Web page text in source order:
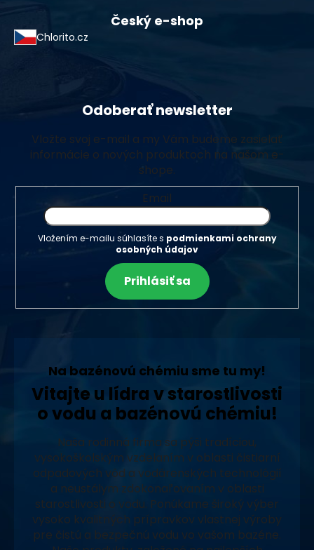
Český e-shop
Chlorito.cz
Odoberať newsletter
Vložte svoj e-mail a my Vám budeme zasielať
informácie o nových produktoch na našom e-
shope.
Email
Vložením e-mailu súhlasíte s podmienkami ochrany
osobných údajov
Prihlásiť sa
Na bazénovú chémiu sme tu my!
Vitajte u lídra v starostlivosti
o vodu a bazénovú chémiu!
Naša rodinná firma sa pýši tradíciou,
vysokoškolským vzdelaním v oblasti čistiarní
odpadových vôd a vodárenských technológií
a neustálym zdokonaľovaním v oblasti
starostlivosti o vodu. Ponúkame široký výber
vysoko kvalitných prípravkov vlastnej výroby
pre čistú a bezpečnú vodu vo vašom bazéne.